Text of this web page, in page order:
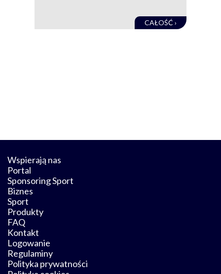
CAŁOŚĆ ›
Wspierają nas
Portal
Sponsoring Sport
Biznes
Sport
Produkty
FAQ
Kontakt
Logowanie
Regulaminy
Polityka prywatności